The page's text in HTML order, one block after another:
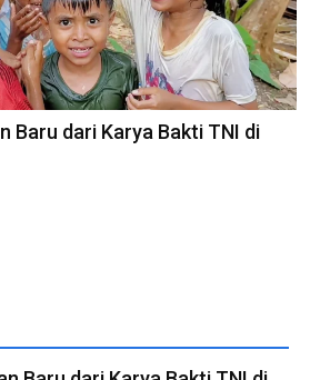
Baru dari Karya Bakti TNI di